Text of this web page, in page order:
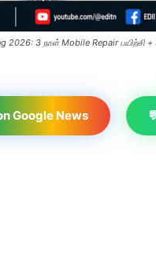
2026: 3 நாள் Mobile Repair பயிற்சி +
Google News